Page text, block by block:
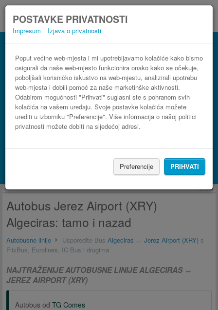
POSTAVKE PRIVATNOSTI
Impresum Izjava o privatnosti
Poput većine web-mjesta i mi upotrebljavamo kolačiće kako bismo
osigurali da naše web-mjesto funkcionira onako kako se očekuje,
poboljšali korisničko iskustvo na web-mjestu, analizirali upotrebu
web-mjesta i dobili pomoć za naše marketinške aktivnosti.
Odabirom mogućnosti "Prihvati" suglasni ste s pohranom svih
kolačića na vašem uređaju. Svoje postavke kolačića možete
urediti u izborniku "Preferencije". Više informacija o našoj politici
privatnosti možete dobiti na sljedećoj adresi.
Preferencije PRIHVATI
Autobus Algeciras Jerez Airport (XRY)
3 koraka do najpovoljnije autobusne karte
Potraži smještaj s Booking.com
Reklama
Autobus Jerez Airport (XRY)
Algeciras: tamo i nazad
Autobusne linije Usporedite Bus Algeciras ↔ Jerez Airport (XRY) s
FlixBus, Eurolines, IC Bus i drugima
NAJTRAŽENIJE AUTOBUSNE LINIJE ALGECIRAS ↔
JEREZ AIRPORT (XRY)
Autobus od TG Comes